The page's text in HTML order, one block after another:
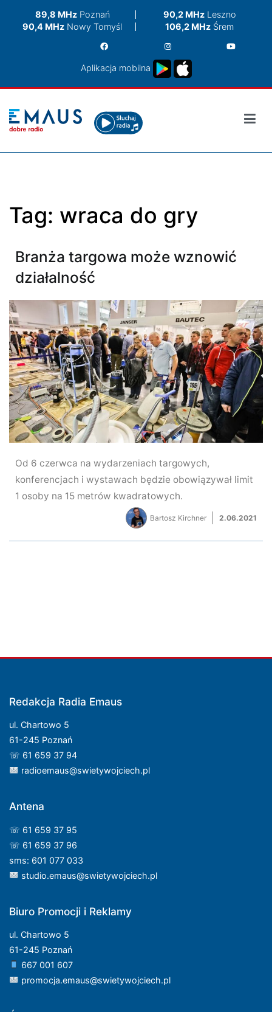
89,8 MHzPoznań 90,2 MHzLeszno
90,4 MHz Nowy Tomyśl 106,2 MHz Śrem
Aplikacja mobilna
Tag: wraca do gry
Branża targowa może wznowić
działalność
Od 6 czerwca na wydarzeniach targowych,
konferencjach i wystawach będzie obowiązywał limit
1 osoby na 15 metrów kwadratowych.
Bartosz Kirchner 2.06.2021
Redakcja Radia Emaus
ul. Chartowo 5
61-245 Poznań
☏ 61 659 37 94
radioemaus@swietywojciech.pl
Antena
☏ 61 659 37 95
☏ 61 659 37 96
sms: 601 077 033
studio.emaus@swietywojciech.pl
Biuro Promocji i Reklamy
ul. Chartowo 5
61-245 Poznań
667 001 607
promocja.emaus@swietywojciech.pl